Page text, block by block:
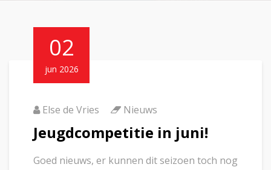
02
jun 2026
Else de Vries Nieuws
Jeugdcompetitie in juni!
Goed nieuws, er kunnen dit seizoen toch nog